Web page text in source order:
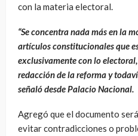
con la materia electoral.
“Se concentra nada más en la
artículos constitucionales que
exclusivamente con lo
redacción de la reforma y
señaló desde Palacio Nacional.
Agregó que el documento
evitar contradicciones o